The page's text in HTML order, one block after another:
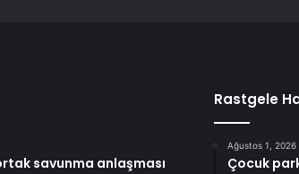
savunma anlaşması
Rastgele
Ağustos 1, 2026
Çocuk